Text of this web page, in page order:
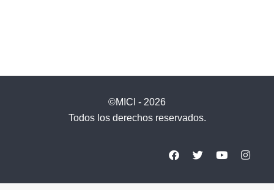
©MICI - 2026
Todos los derechos reservados.